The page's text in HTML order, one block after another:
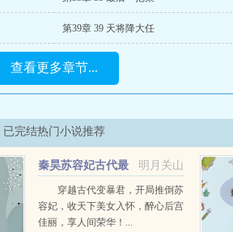
第39章 39 天将降大任
查看更多章节...
已完结热门小说推荐
明月关山
秦昊苏容妃古代最
强昏君最新章节在线阅读
穿越古代变暴君，开局推倒苏
容妃，收天下美女入怀，醉心后宫
佳丽，享人间荣华！...